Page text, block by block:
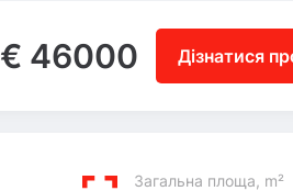
€ 46000 Дізнатися
Загальна площа, m²